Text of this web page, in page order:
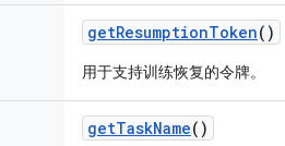
getResumptionToken()
用于支持训练恢复的令牌。
getTaskName()